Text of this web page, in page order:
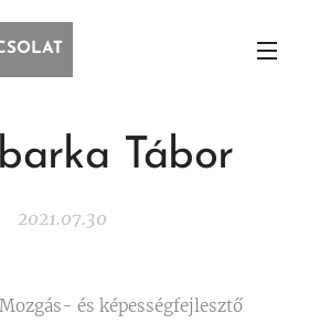
Tábor
2021.07.30
és képességfejlesztő